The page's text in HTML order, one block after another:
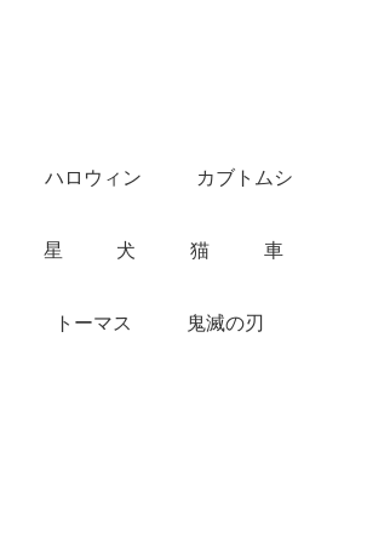
ハロウィン カブトムシ
星 犬 猫 車
トーマス 鬼滅の刃